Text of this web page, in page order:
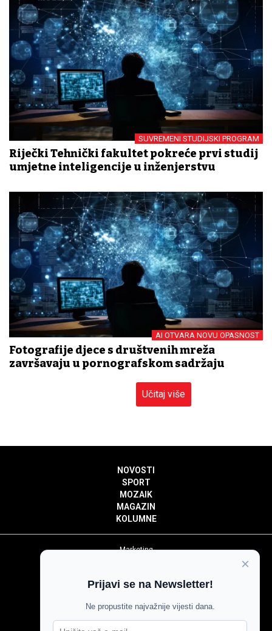
SUVREMENI STUDIJSKI PROGRAM
Riječki Tehnički fakultet pokreće prvi studij
umjetne inteligencije u inženjerstvu
AI OTVARA NOVU OPASNOST
Fotografije djece s društvenih mreža
završavaju u pornografskom sadržaju
Učitaj više
NOVOSTI
SPORT
MOZAIK
MAGAZIN
KOLUMNE
Marketing
Impressum
Pravila komentiranja
Agroglas
×
Prijavi se na Newsletter!
Ne propustite najvažnije vijesti dana.